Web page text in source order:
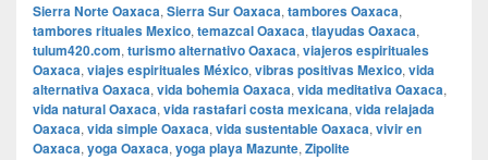
Sierra Norte Oaxaca, Sierra Sur Oaxaca, tambores Oaxaca,
tambores rituales Mexico, temazcal Oaxaca, tlayudas Oaxaca,
tulum420.com, turismo alternativo Oaxaca, viajeros espirituales
Oaxaca, viajes espirituales México, vibras positivas Mexico, vida
alternativa Oaxaca, vida bohemia Oaxaca, vida meditativa Oaxaca,
vida natural Oaxaca, vida rastafari costa mexicana, vida relajada
Oaxaca, vida simple Oaxaca, vida sustentable Oaxaca, vivir en
Oaxaca, yoga Oaxaca, yoga playa Mazunte, Zipolite